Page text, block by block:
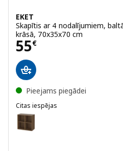
krāsā, 35x25x35 cm
EKET
Skapītis ar 4 nodalījumiem,
krāsā, 70x35x70 cm
55€
Cena 55€
Pieejams piegādei
Citas iespējas
EKET
Variants: EKET, Skapītis ar 4